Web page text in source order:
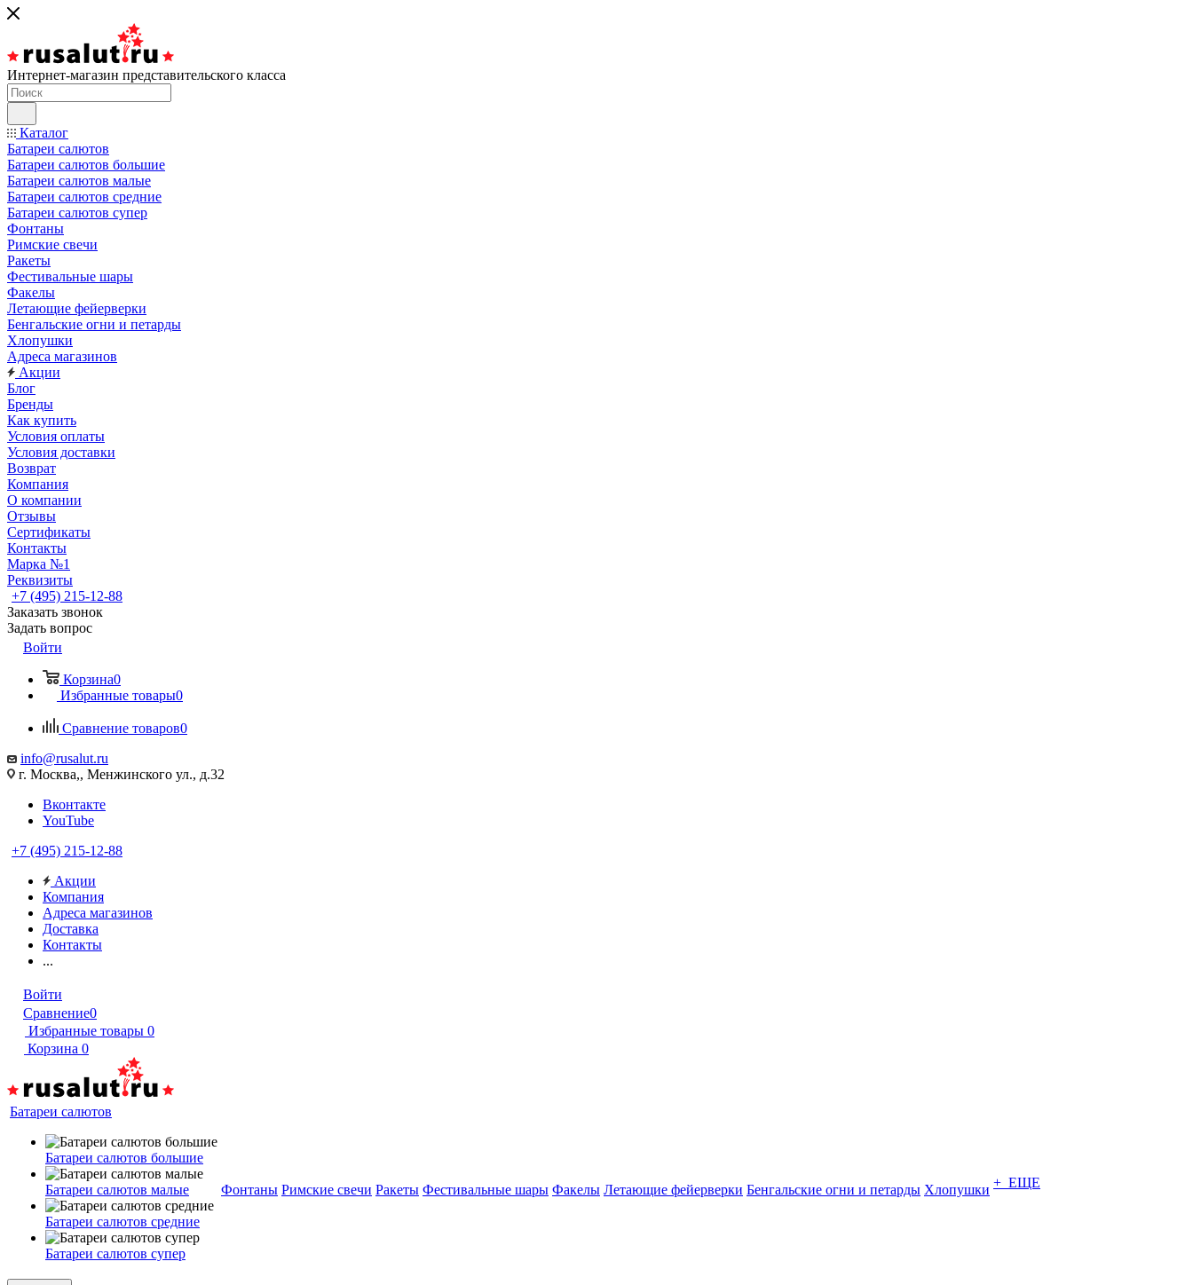
Интернет-магазин представительского класса
Каталог
Батареи салютов
Батареи салютов большие
Батареи салютов малые
Батареи салютов средние
Батареи салютов супер
Фонтаны
Римские свечи
Ракеты
Фестивальные шары
Факелы
Летающие фейерверки
Бенгальские огни и петарды
Хлопушки
Адреса магазинов
Акции
Блог
Бренды
Как купить
Условия оплаты
Условия доставки
Возврат
Компания
О компании
Отзывы
Сертификаты
Контакты
Марка №1
Реквизиты
+7 (495) 215-12-88
Заказать звонок
Задать вопрос
Войти
Корзина0
Избранные товары0
Сравнение товаров0
info@rusalut.ru
г. Москва,, Менжинского ул., д.32
Вконтакте
YouTube
+7 (495) 215-12-88
Акции
Компания
Адреса магазинов
Доставка
Контакты
...
Войти
Сравнение0
Избранные товары 0
Корзина 0
Батареи салютов
Батареи салютов большие
Батареи салютов малые
Батареи салютов средние
Батареи салютов супер
Фонтаны Римские свечи Ракеты Фестивальные шары Факелы Летающие фейерверки Бенгальские огни и петарды Хлопушки + ЕЩЕ